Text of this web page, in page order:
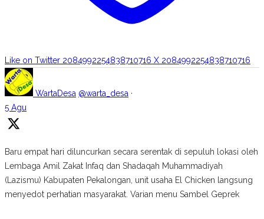
Like on Twitter 2084992254838710716 X 2084992254838710716
WartaDesa @warta_desa ·
5 Agu
Baru empat hari diluncurkan secara serentak di sepuluh lokasi oleh
Lembaga Amil Zakat Infaq dan Shadaqah Muhammadiyah
(Lazismu) Kabupaten Pekalongan, unit usaha El Chicken langsung
menyedot perhatian masyarakat. Varian menu Sambel Geprek